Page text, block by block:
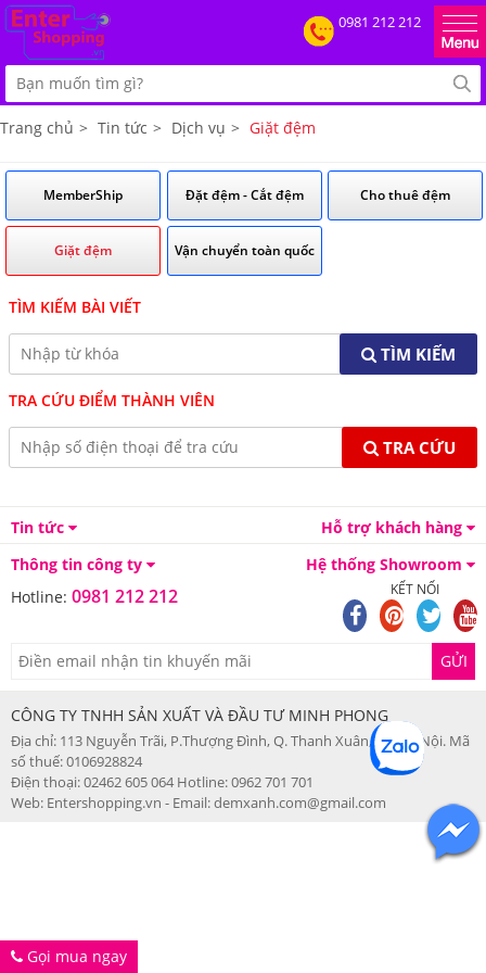
0981 212 212
Trang chủ > Tin tức > Dịch vụ > Giặt đệm
MemberShip Đặt đệm - Cắt đệm Cho thuê đệm
Giặt đệm Vận chuyển toàn quốc
TÌM KIẾM BÀI VIẾT
TÌM KIẾM
TRA CỨU ĐIỂM THÀNH VIÊN
TRA CỨU
Tin tức
Hỗ trợ khách hàng
Thông tin công ty
Hệ thống Showroom
Hotline: 0981 212 212 KẾT NỐI
GỬI
CÔNG TY TNHH SẢN XUẤT VÀ ĐẦU TƯ MINH PHONG
Địa chỉ: 113 Nguyễn Trãi, P.Thượng Đình, Q. Thanh Xuân, TP. Hà Nội. Mã
số thuế: 0106928824
Điện thoại: 02462 605 064 Hotline: 0962 701 701
Web: Entershopping.vn - Email: demxanh.com@gmail.com
Gọi mua ngay